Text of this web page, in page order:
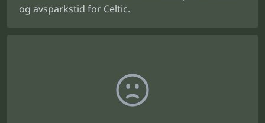
og avsparkstid for Celtic.